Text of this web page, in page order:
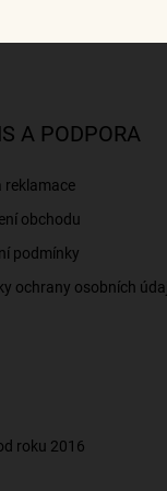
A PODPORA
reklamace
obchodu
podmínky
ochrany osobních
roku 2016